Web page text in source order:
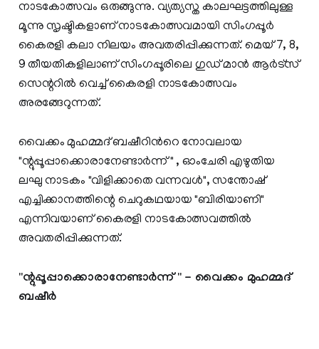
നാടകോത്സവം ഒരുങ്ങുന്നു. വ്യത്യസ്ത കാലഘട്ടത്തിലുള്ള
മൂന്നു സൃഷ്ടികളാണ് നാടകോത്സവമായി സിംഗപ്പൂര്‍
കൈരളി കലാ നിലയം അവതരിപ്പിക്കുന്നത്. മെയ്‌ 7, 8,
9 തീയതികളിലാണ് സിംഗപ്പൂരിലെ ഗുഡ് മാന്‍ ആര്‍ട്സ്
സെന്ററില്‍ വെച്ച് കൈരളി നാടകോത്സവം
അരങ്ങേറുന്നത്.
വൈക്കം മുഹമ്മദ്‌ ബഷീറിന്‍റെ നോവലായ
"ന്റുപ്പൂപ്പാക്കൊരാനേണ്ടാര്‍ന്ന് " , ഓംചേരി എഴുതിയ
ലഘു നാടകം "വിളിക്കാതെ വന്നവള്‍", സന്തോഷ്‌
എച്ചിക്കാനത്തിന്റെ ചെറുകഥയായ "ബിരിയാണി"
എന്നിവയാണ് കൈരളി നാടകോത്സവത്തില്‍
അവതരിപ്പിക്കുന്നത്.
"ന്റുപ്പൂപ്പാക്കൊരാനേണ്ടാര്‍ന്ന് " - വൈക്കം മുഹമ്മദ്‌
ബഷീര്‍